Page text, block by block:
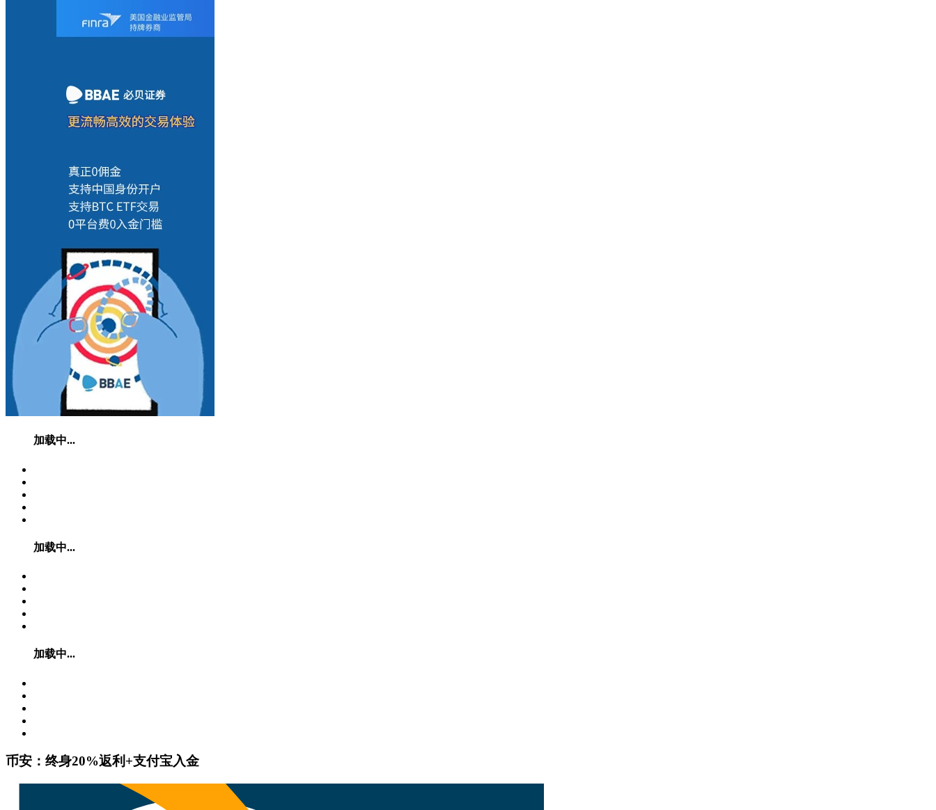
加载中...
加载中...
加载中...
币安：终身20%返利+支付宝入金